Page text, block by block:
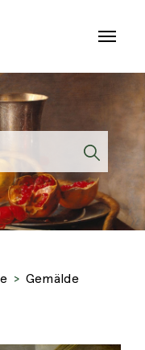
Gemälde